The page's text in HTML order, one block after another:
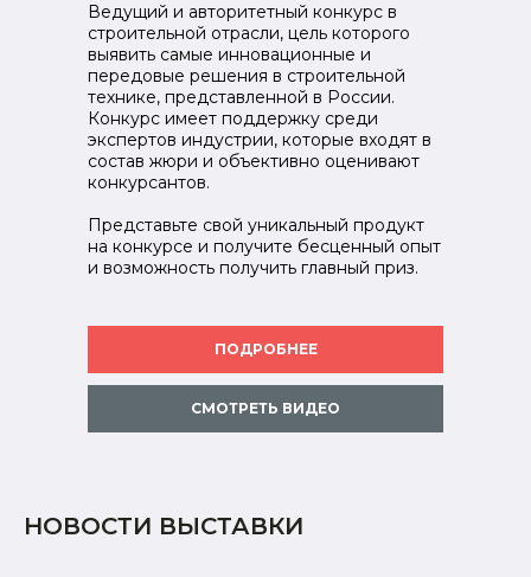
Ведущий и авторитетный конкурс в
строительной отрасли, цель которого
выявить самые инновационные и
передовые решения в строительной
технике, представленной в России.
Конкурс имеет поддержку среди
экспертов индустрии, которые входят в
состав жюри и объективно оценивают
конкурсантов.
Представьте свой уникальный продукт
на конкурсе и получите бесценный опыт
и возможность получить главный приз.
ПОДРОБНЕЕ
СМОТРЕТЬ ВИДЕО
НОВОСТИ ВЫСТАВКИ